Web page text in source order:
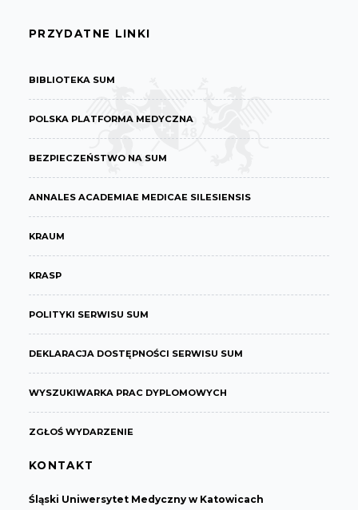
PRZYDATNE LINKI
BIBLIOTEKA SUM
POLSKA PLATFORMA MEDYCZNA
BEZPIECZEŃSTWO NA SUM
ANNALES ACADEMIAE MEDICAE SILESIENSIS
KRAUM
KRASP
POLITYKI SERWISU SUM
DEKLARACJA DOSTĘPNOŚCI SERWISU SUM
WYSZUKIWARKA PRAC DYPLOMOWYCH
ZGŁOŚ WYDARZENIE
KONTAKT
Śląski Uniwersytet Medyczny w Katowicach